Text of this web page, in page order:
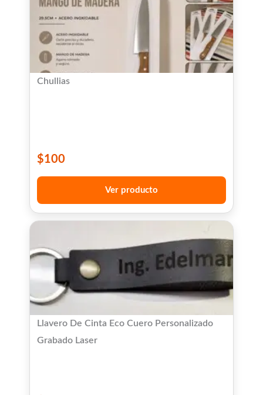
Chullias
$100
Ver producto
Llavero De Cinta Eco Cuero Personalizado
Grabado Laser